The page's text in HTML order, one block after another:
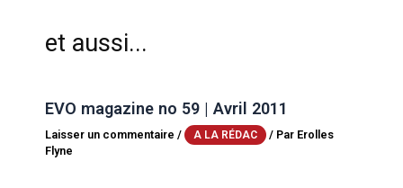
et aussi...
EVO magazine no 59 | Avril 2011
Laisser un commentaire / A LA RÉDAC / Par Erolles
Flyne